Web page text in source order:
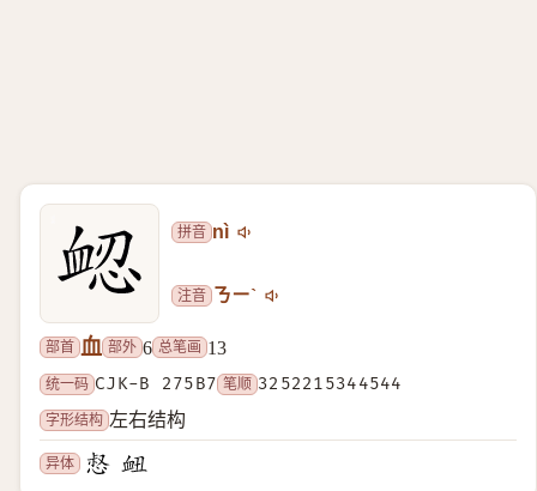
拼音 nì
注音 ㄋㄧˋ
部首 血 部外 6 总笔画 13
统一码 CJK-B 275B7 笔顺 3252215344544
字形结构 左右结构
异体